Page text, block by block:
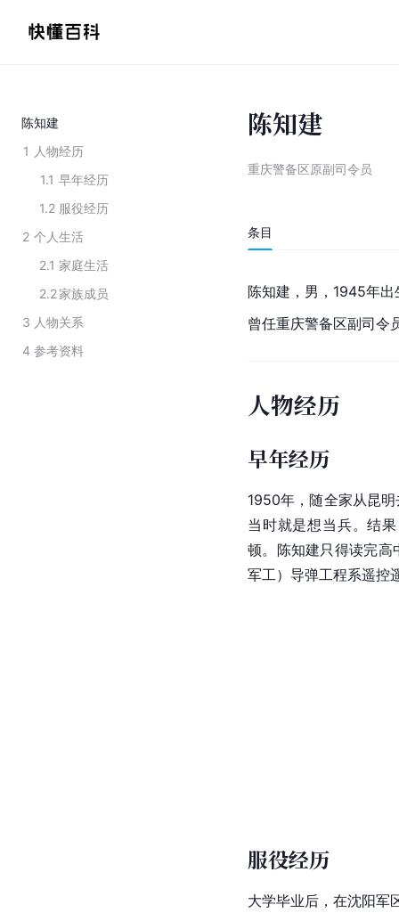
陈知建
1 人物经历
1.1 早年经历
1.2 服役经历
2 个人生活
2.1 家庭生活
2.2家族成员
3 人物关系
4 参考资料
陈知建
重庆警备区原副司令员
条目
陈知建，男，1945年
曾任重庆警备区副司令
人物经历
早年经历
1950年，随全家从昆
当时就是想当兵。结
顿。陈知建只得读完高
军工）导弹工程系遥控
服役经历
大学毕业后，在沈阳军